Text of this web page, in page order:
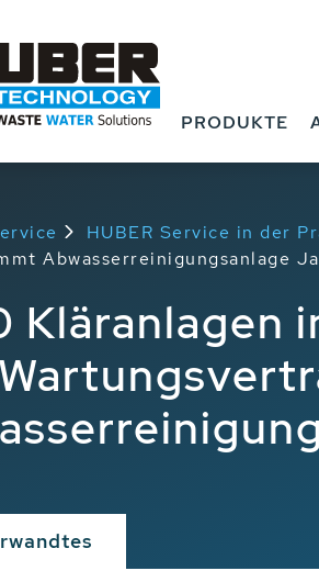
PRODUKTE
HUBER Service in der
Abwasserreinigungsanlage
Kläranlagen